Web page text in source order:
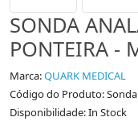
SONDA
PONTEIRA -
Marca:QUARK MEDICAL
Código do Produto:
Disponibilidade: In Stock